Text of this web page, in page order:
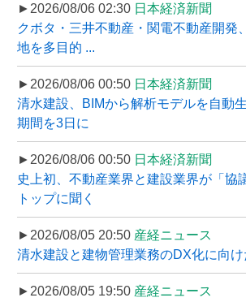
►2026/08/06 02:30 日本経済新聞
クボタ・三井不動産・関電不動産開発
地を多目的 ...
►2026/08/06 00:50 日本経済新聞
清水建設、BIMから解析モデルを自動
期間を3日に
►2026/08/06 00:50 日本経済新聞
史上初、不動産業界と建設業界が「協
トップに聞く
►2026/08/05 20:50 産経ニュース
清水建設と建物管理業務のDX化に向
►2026/08/05 19:50 産経ニュース